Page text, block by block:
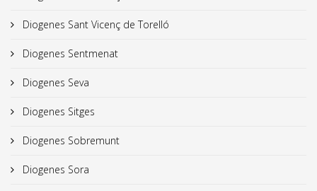
Diogenes Sant Vicenç de Torelló
Diogenes Sentmenat
Diogenes Seva
Diogenes Sitges
Diogenes Sobremunt
Diogenes Sora